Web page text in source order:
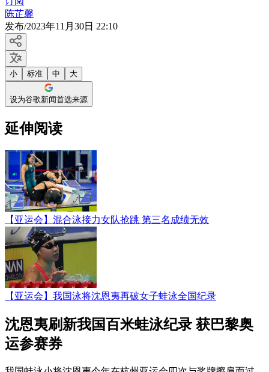
陈芷馨
发布/2023年11月30日 22:10
小 标准 中 大
设为谷歌新闻首选来源
延伸阅读
【亚运会】混合泳接力女队抢跳 第三名成绩无效
【亚运会】我国泳将沈恩夷再破女子蛙泳全国纪录
沈恩夷刷新我国百米蛙泳纪录 获巴黎奥
运参赛券